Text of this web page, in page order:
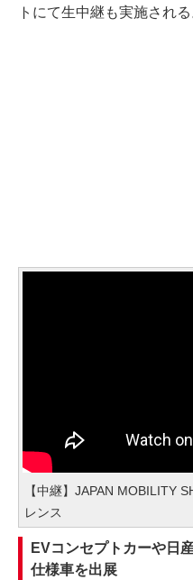
トにて生中継も実施される
【中継】JAPAN MOBILITY
レンス
EVコンセプトカーや日
仕様車を出展